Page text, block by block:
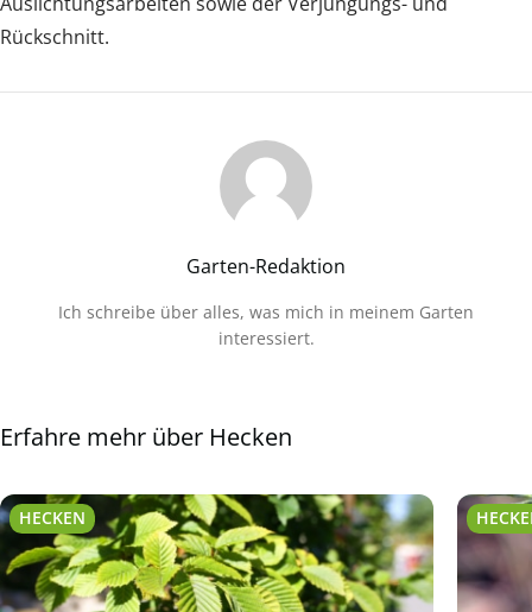
Rückschnitt.
Garten-Redaktion
Ich schreibe über alles, was mich in meinem Garten
interessiert.
Erfahre mehr über Hecken
HECKEN